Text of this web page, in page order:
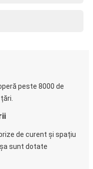
peste 8000 de
de curent și spațiu
sunt dotate